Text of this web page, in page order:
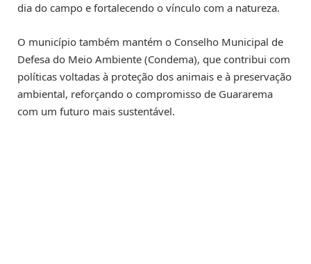
dia do campo e fortalecendo o vínculo com a natureza.
O município também mantém o Conselho Municipal de
Defesa do Meio Ambiente (Condema), que contribui com
políticas voltadas à proteção dos animais e à preservação
ambiental, reforçando o compromisso de Guararema
com um futuro mais sustentável.